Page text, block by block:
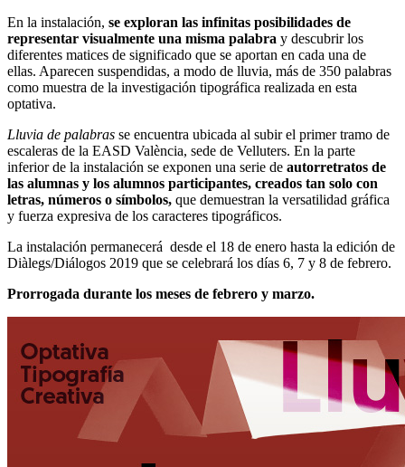
En la instalación, se exploran las infinitas posibilidades de
representar visualmente una misma palabra y descubrir los
diferentes matices de significado que se aportan en cada una de
ellas. Aparecen suspendidas, a modo de lluvia, más de 350 palabras
como muestra de la investigación tipográfica realizada en esta
optativa.
Lluvia de palabras se encuentra ubicada al subir el primer tramo de
escaleras de la EASD València, sede de Velluters. En la parte
inferior de la instalación se exponen una serie de autorretratos de
las alumnas y los alumnos participantes, creados tan solo con
letras, números o símbolos, que demuestran la versatilidad gráfica
y fuerza expresiva de los caracteres tipográficos.
La instalación permanecerá desde el 18 de enero hasta la edición de
Diàlegs/Diálogos 2019 que se celebrará los días 6, 7 y 8 de febrero.
Prorrogada durante los meses de febrero y marzo.